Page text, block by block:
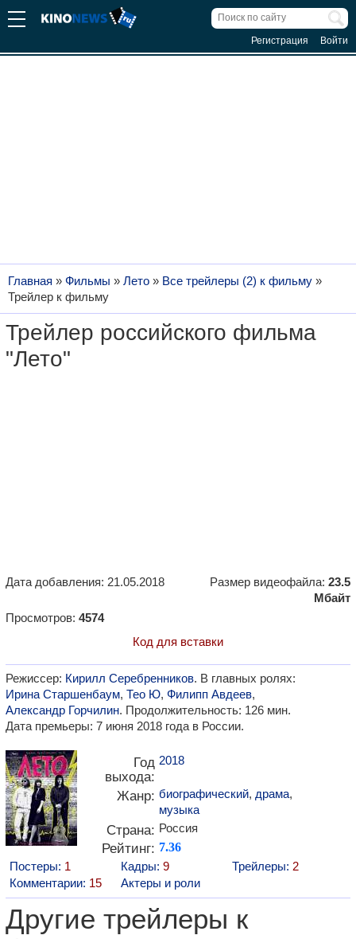
Регистрация Войти
Главная » Фильмы » Лето » Все трейлеры (2) к фильму »
Трейлер к фильму
Трейлер российского фильма
"Лето"
Дата добавления: 21.05.2018 Размер видеофайла: 23.5
Мбайт
Просмотров: 4574
Код для вставки
Режиссер: Кирилл Серебренников. В главных ролях:
Ирина Старшенбаум, Тео Ю, Филипп Авдеев,
Александр Горчилин. Продолжительность: 126 мин.
Дата премьеры: 7 июня 2018 года в России.
Год
выхода:
2018
Жанр: биографический, драма,
музыка
Страна: Россия
Рейтинг: 7.36
Постеры: 1 Кадры: 9 Трейлеры: 2
Комментарии: 15 Актеры и роли
Другие трейлеры к